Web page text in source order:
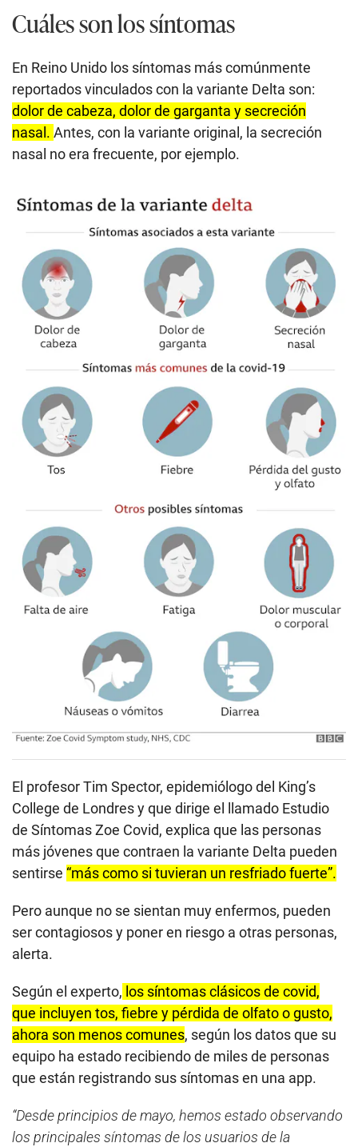
Cuáles son los síntomas
En Reino Unido los síntomas más comúnmente
reportados vinculados con la variante Delta son:
dolor de cabeza, dolor de garganta y secreción
nasal. Antes, con la variante original, la secreción
nasal no era frecuente, por ejemplo.
El profesor Tim Spector, epidemiólogo del King’s
College de Londres y que dirige el llamado Estudio
de Síntomas Zoe Covid, explica que las personas
más jóvenes que contraen la variante Delta pueden
sentirse “más como si tuvieran un resfriado fuerte”.
Pero aunque no se sientan muy enfermos, pueden
ser contagiosos y poner en riesgo a otras personas,
alerta.
Según el experto, los síntomas clásicos de covid,
que incluyen tos, fiebre y pérdida de olfato o gusto,
ahora son menos comunes, según los datos que su
equipo ha estado recibiendo de miles de personas
que están registrando sus síntomas en una app.
“Desde principios de mayo, hemos estado observando
los principales síntomas de los usuarios de la